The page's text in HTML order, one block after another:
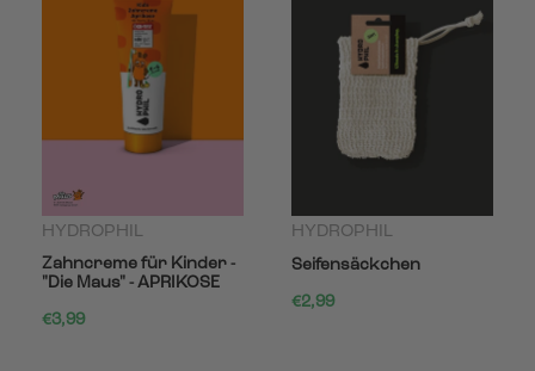
HYDROPHIL
Zahncreme für Kinder -
"Die Maus" - APRIKOSE
€3,99
HYDROPHIL
Seifensäckchen
€2,99